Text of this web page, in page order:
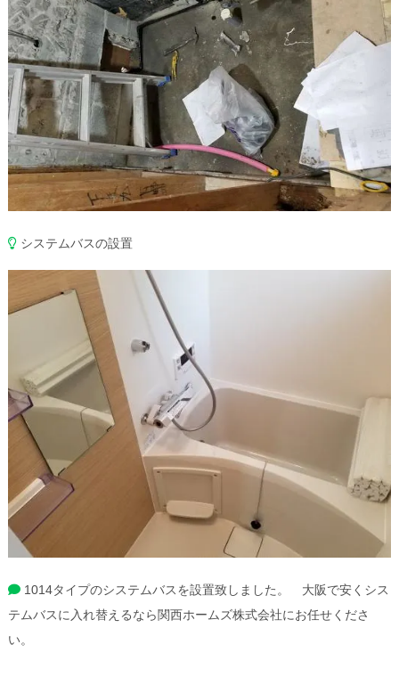
システムバスの設置
1014タイプのシステムバスを設置致しました。 大阪で安くシス
テムバスに入れ替えるなら関西ホームズ株式会社にお任せくださ
い。